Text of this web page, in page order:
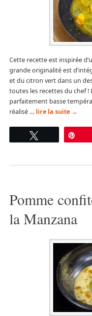
Cette recette est inspirée
grande originalité est
et du citron vert dans un
toutes les recettes du chef !
parfaitement basse
réalisé … lire la suite →
Tweetez
Pomme
la Manzana